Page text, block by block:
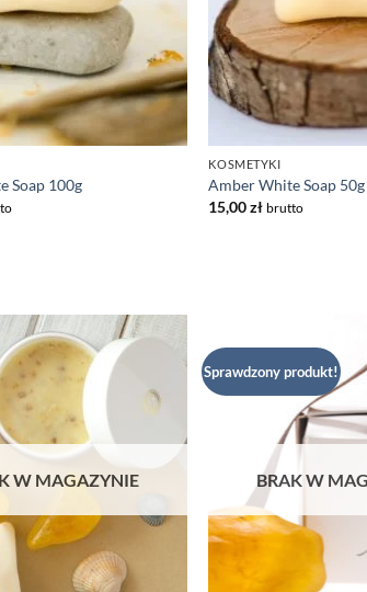
Soap 100g
KOSMETYKI
Amber White Soap 50g
15,00zł brutto
do listy
życzeń
W MAGAZYNIE
Sprawdzony produkt!
BRAK W